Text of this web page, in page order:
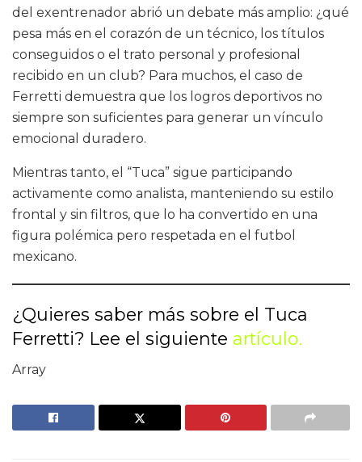
del exentrenador abrió un debate más amplio: ¿qué
pesa más en el corazón de un técnico, los títulos
conseguidos o el trato personal y profesional
recibido en un club? Para muchos, el caso de
Ferretti demuestra que los logros deportivos no
siempre son suficientes para generar un vínculo
emocional duradero.
Mientras tanto, el “Tuca” sigue participando
activamente como analista, manteniendo su estilo
frontal y sin filtros, que lo ha convertido en una
figura polémica pero respetada en el futbol
mexicano.
¿Quieres saber más sobre el Tuca
Ferretti? Lee el siguiente artículo.
Array